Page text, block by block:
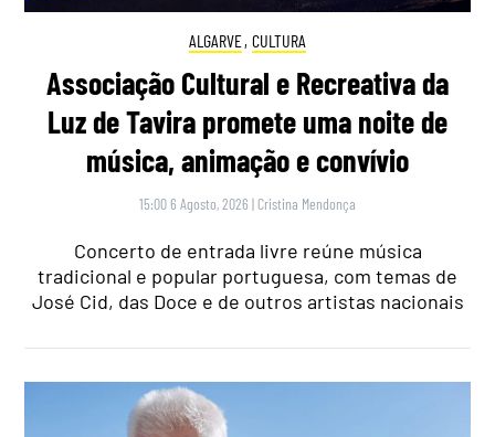
ALGARVE, CULTURA
Associação Cultural e Recreativa da
Luz de Tavira promete uma noite de
música, animação e convívio
15:00 6 Agosto, 2026 | Cristina Mendonça
Concerto de entrada livre reúne música
tradicional e popular portuguesa, com temas de
José Cid, das Doce e de outros artistas nacionais